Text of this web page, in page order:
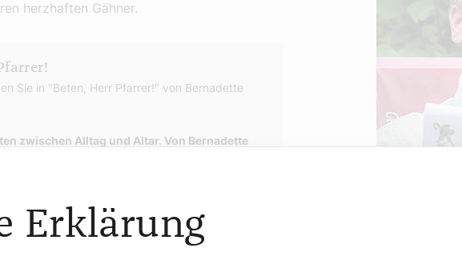
herzhaften Gähner.
Sie in "Beten, Herr Pfarrer!" von Bernadette
zwischen Alltag und Altar. Von Bernadette
3-85351-332-3, EUR 27,00
Erklärung